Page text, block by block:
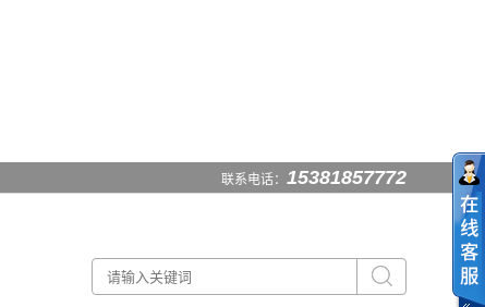
联系电话： 15381857772